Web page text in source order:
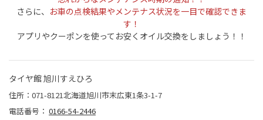
さらに、 お車の点検結果やメンテナス状況を一目で確認できま
す！
アプリやクーポンを使ってお安くオイル交換をしましょう！！
タイヤ館 旭川すえひろ
住所：071-8121北海道旭川市末広東1条3-1-7
電話番号： 0166-54-2446